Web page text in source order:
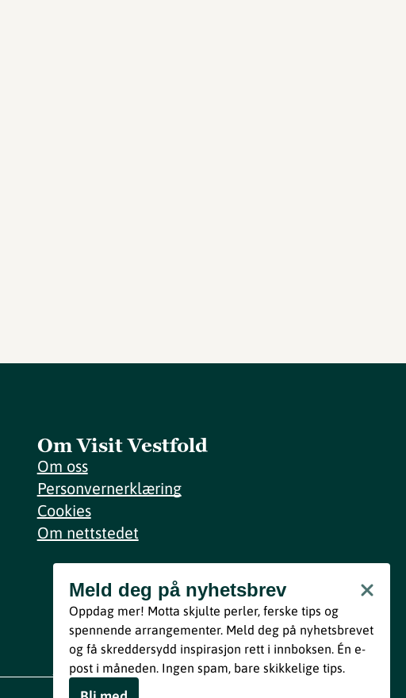
Om Visit Vestfold
Om oss
Personvernerklæring
Cookies
Om nettstedet
Meld deg på nyhetsbrev
Bli med
Ved å melde deg inn godtar du våre vilkår i henhold til vår
personvernerklæring.
Meld deg på nyhetsbrev
Oppdag mer! Motta skjulte perler, ferske tips og
spennende arrangementer. Meld deg på nyhetsbrevet
og få skreddersydd inspirasjon rett i innboksen. Én e-
post i måneden. Ingen spam, bare skikkelige tips.